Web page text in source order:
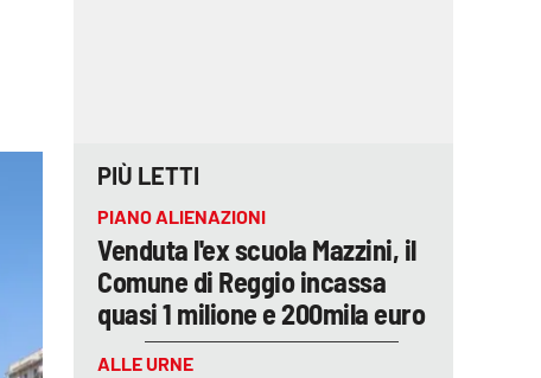
PIÙ LETTI
PIANO ALIENAZIONI
Venduta l'ex scuola Mazzini, il
Comune di Reggio incassa
quasi 1 milione e 200mila euro
ALLE URNE